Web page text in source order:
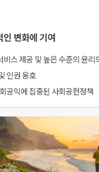
변화에 기여
스 제공 및 높은 수준의 윤리
인권 옹호
공익에 집중된 사회공헌정책